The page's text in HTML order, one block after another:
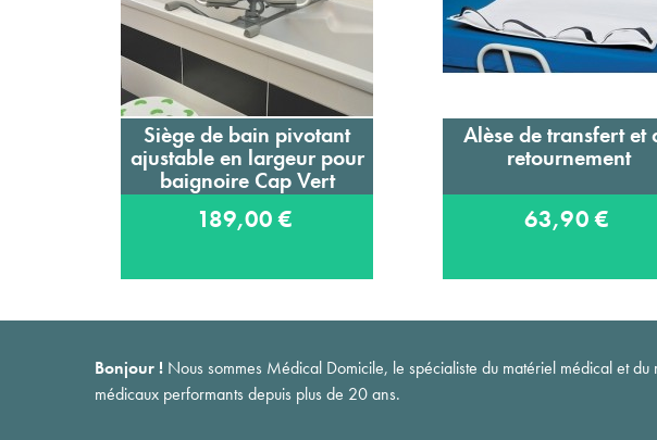
Ajouter au panier
Siège de bain pivotant
ajustable en largeur pour
baignoire Cap Vert
189,00 €
Ajouter au panier
Alèse de transfert et
retournement
63,90 €
Bonjour ! Nous sommes Médical Domicile, le spécialiste du matériel médical et
médicaux performants depuis plus de 20 ans.